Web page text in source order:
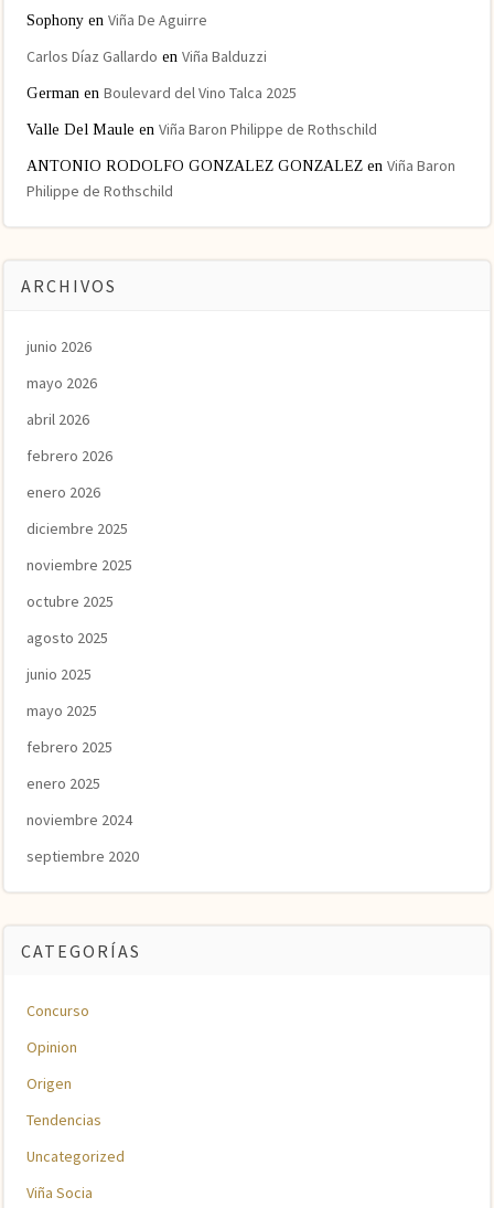
Sophony en Viña De Aguirre
Carlos Díaz Gallardo en Viña Balduzzi
German en Boulevard del Vino Talca 2025
Valle Del Maule en Viña Baron Philippe de Rothschild
ANTONIO RODOLFO GONZALEZ GONZALEZ en Viña Baron
Philippe de Rothschild
ARCHIVOS
junio 2026
mayo 2026
abril 2026
febrero 2026
enero 2026
diciembre 2025
noviembre 2025
octubre 2025
agosto 2025
junio 2025
mayo 2025
febrero 2025
enero 2025
noviembre 2024
septiembre 2020
CATEGORÍAS
Concurso
Opinion
Origen
Tendencias
Uncategorized
Viña Socia